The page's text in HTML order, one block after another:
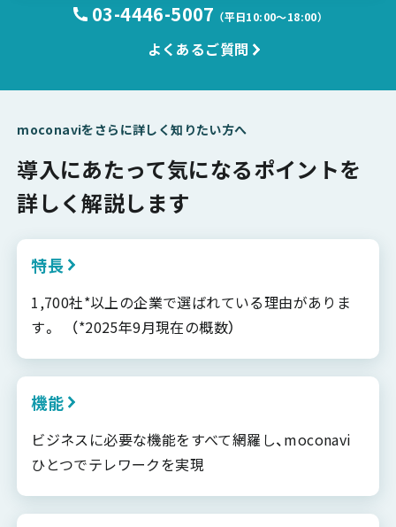
03-4446-5007 （平日10:00〜18:00）
よくあるご質問
moconaviをさらに詳しく知りたい方へ
導入にあたって気になるポイントを
詳しく解説します
特長
1,700社*以上の企業で選ばれている理由がありま
す。 （*2025年9月現在の概数）
機能
ビジネスに必要な機能をすべて網羅し、moconavi
ひとつでテレワークを実現